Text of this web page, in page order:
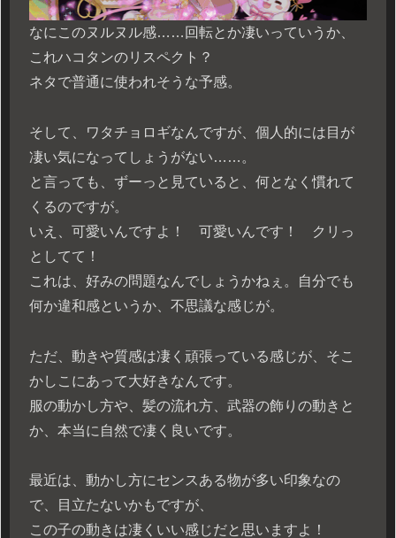
なにこのヌルヌル感……回転とか凄いっていうか、
これハコタンのリスペクト？
ネタで普通に使われそうな予感。
そして、ワタチョロギなんですが、個人的には目が
凄い気になってしょうがない……。
と言っても、ずーっと見ていると、何となく慣れて
くるのですが。
いえ、可愛いんですよ！ 可愛いんです！ クリっ
としてて！
これは、好みの問題なんでしょうかねぇ。自分でも
何か違和感というか、不思議な感じが。
ただ、動きや質感は凄く頑張っている感じが、そこ
かしこにあって大好きなんです。
服の動かし方や、髪の流れ方、武器の飾りの動きと
か、本当に自然で凄く良いです。
最近は、動かし方にセンスある物が多い印象なの
で、目立たないかもですが、
この子の動きは凄くいい感じだと思いますよ！